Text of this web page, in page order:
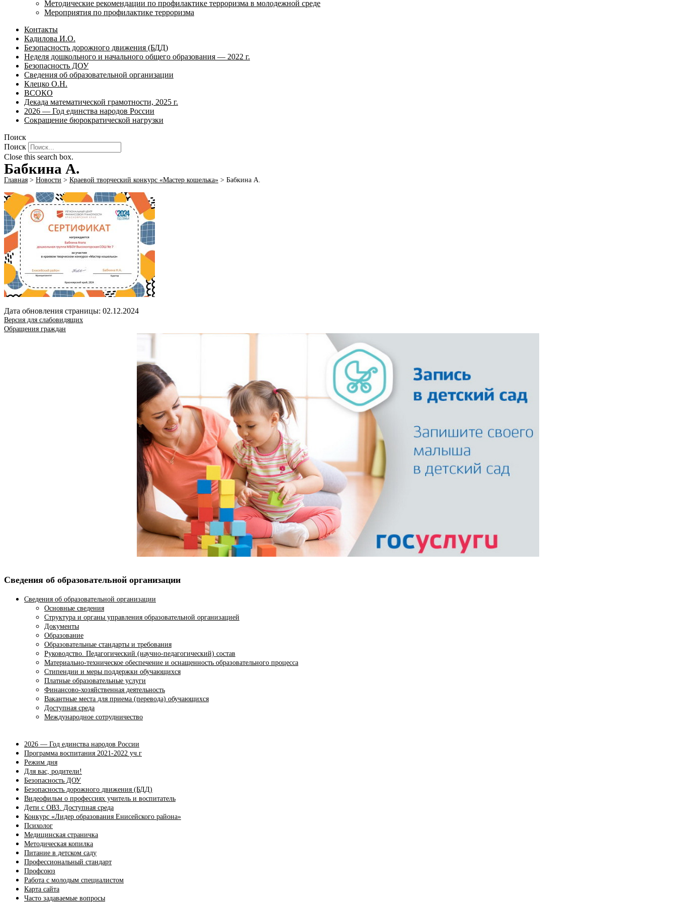
Методические рекомендации по профилактике терроризма в молодежной среде
Мероприятия по профилактике терроризма
Контакты
Кадилова И.О.
Безопасность дорожного движения (БДД)
Неделя дошкольного и начального общего образования — 2022 г.
Безопасность ДОУ
Сведения об образовательной организации
Клецко О.Н.
ВСОКО
Декада математической грамотности, 2025 г.
2026 — Год единства народов России
Сокращение бюрократической нагрузки
Поиск
Поиск
Close this search box.
Бабкина А.
Главная > Новости > Краевой творческий конкурс «Мастер кошелька» > Бабкина А.
Дата обновления страницы: 02.12.2024
Версия для слабовидящих
Обращения граждан
Сведения об образовательной организации
Сведения об образовательной организации
Основные сведения
Структура и органы управления образовательной организацией
Документы
Образование
Образовательные стандарты и требования
Руководство. Педагогический (научно-педагогический) состав
Материально-техническое обеспечение и оснащенность образовательного процесса
Стипендии и меры поддержки обучающихся
Платные образовательные услуги
Финансово-хозяйственная деятельность
Вакантные места для приема (перевода) обучающихся
Доступная среда
Международное сотрудничество
2026 — Год единства народов России
Программа воспитания 2021-2022 уч.г
Режим дня
Для вас, родители!
Безопасность ДОУ
Безопасность дорожного движения (БДД)
Видеофильм о профессиях учитель и воспитатель
Дети с ОВЗ. Доступная среда
Конкурс «Лидер образования Енисейского района»
Психолог
Медицинская страничка
Методическая копилка
Питание в детском саду
Профессиональный стандарт
Профсоюз
Работа с молодым специалистом
Карта сайта
Часто задаваемые вопросы